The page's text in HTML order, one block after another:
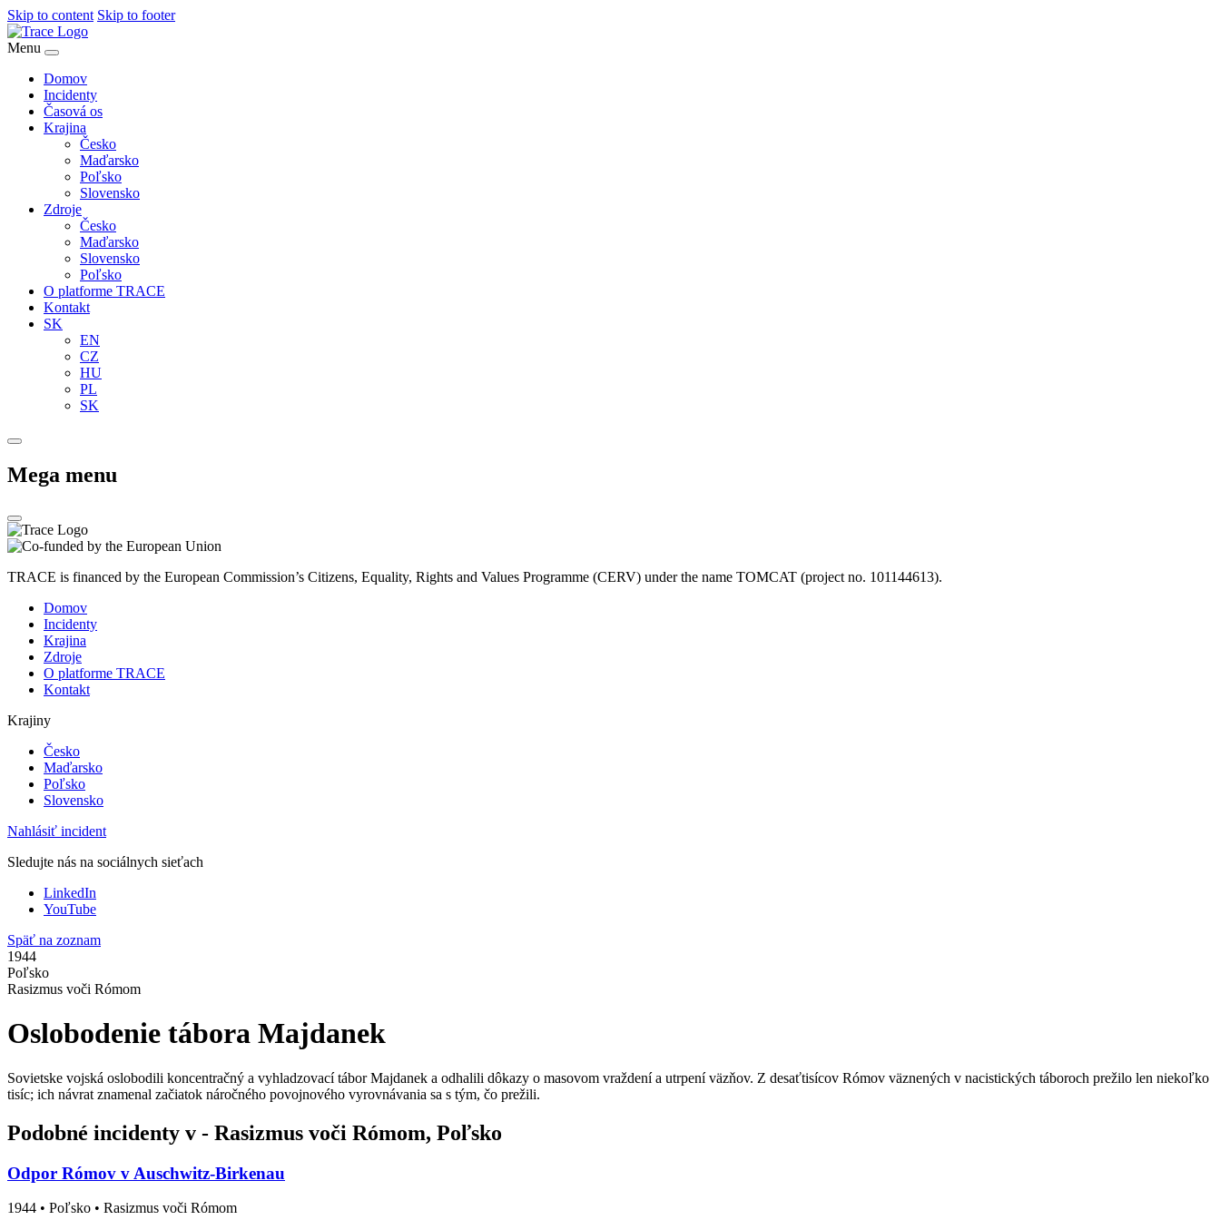
Skip to content Skip to footer
Menu
Domov
Incidenty
Časová os
Krajina
Česko
Maďarsko
Poľsko
Slovensko
Zdroje
Česko
Maďarsko
Slovensko
Poľsko
O platforme TRACE
Kontakt
SK
EN
CZ
HU
PL
SK
Mega menu
TRACE is financed by the European Commission’s Citizens, Equality, Rights and Values Programme (CERV) under the name TOMCAT (project no. 101144613).
Domov
Incidenty
Krajina
Zdroje
O platforme TRACE
Kontakt
Krajiny
Česko
Maďarsko
Poľsko
Slovensko
Nahlásiť incident
Sledujte nás na sociálnych sieťach
LinkedIn
YouTube
Späť na zoznam
1944
Poľsko
Rasizmus voči Rómom
Oslobodenie tábora Majdanek
Sovietske vojská oslobodili koncentračný a vyhladzovací tábor Majdanek a odhalili dôkazy o masovom vraždení a utrpení väzňov. Z desaťtisícov Rómov väznených v nacistických táboroch prežilo len niekoľko
tisíc; ich návrat znamenal začiatok náročného povojnového vyrovnávania sa s tým, čo prežili.
Podobné incidenty v - Rasizmus voči Rómom, Poľsko
Odpor Rómov v Auschwitz-Birkenau
1944 • Poľsko • Rasizmus voči Rómom